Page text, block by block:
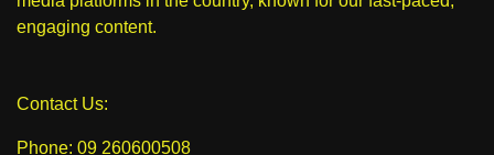
engaging content.
Contact Us:
Phone: 09 260600508